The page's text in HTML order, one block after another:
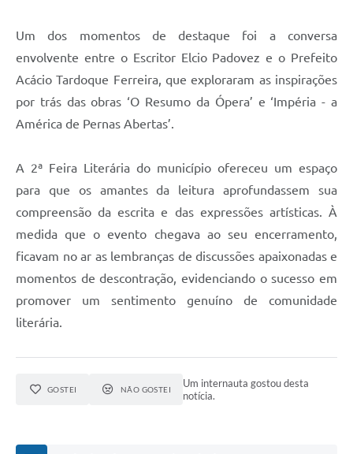
Um dos momentos de destaque foi a conversa
envolvente entre o Escritor Elcio Padovez e o Prefeito
Acácio Tardoque Ferreira, que exploraram as inspirações
por trás das obras ‘O Resumo da Ópera’ e ‘Impéria - a
América de Pernas Abertas’.
A 2ª Feira Literária do município ofereceu um espaço
para que os amantes da leitura aprofundassem sua
compreensão da escrita e das expressões artísticas. À
medida que o evento chegava ao seu encerramento,
ficavam no ar as lembranças de discussões apaixonadas e
momentos de descontração, evidenciando o sucesso em
promover um sentimento genuíno de comunidade
literária.
GOSTEI NÃO GOSTEI
Um internauta gostou desta
notícia.